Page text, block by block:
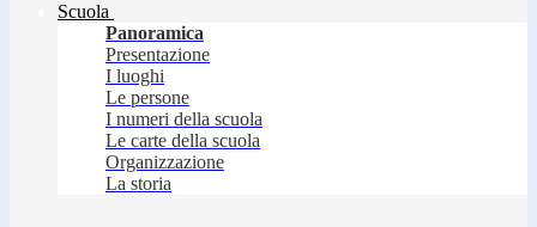
Scuola
Panoramica
Presentazione
I luoghi
Le persone
I numeri della scuola
Le carte della scuola
Organizzazione
La storia